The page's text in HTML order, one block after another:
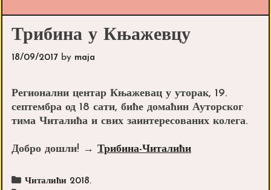
Трибина у Књажевцу
18/09/2017 by maja
Регионални центар Књажевац у уторак, 19.
септембра од 18 сати, биће домаћин Ауторског
тима Читалића и свих заинтересованих колега.
Добро дошли! → Трибина-Читалићи
Categories
Читалићи 2018.